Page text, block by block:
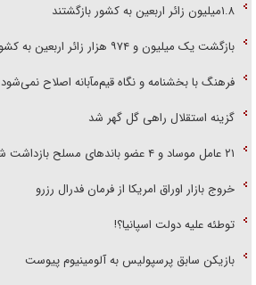
۱.۸میلیون زائر اربعین به کشور بازگشتند
بازگشت یک میلیون و ۹۷۴ هزار زائر اربعین به کشور
فرهنگ با بخشنامه و نگاه قیم‌مآبانه اصلاح نمی‌شود
گزینه استقلال راهی گل گهر شد
۲۱ عامل موساد و ۴ عضو باند‌های مسلح بازداشت شدند
خروج بازار اوراق امریکا از فرمان فدرال رزرو
توطئه علیه دولت اسپانیا؟!
بازیکن سابق پرسپولیس به آلومینیوم پیوست